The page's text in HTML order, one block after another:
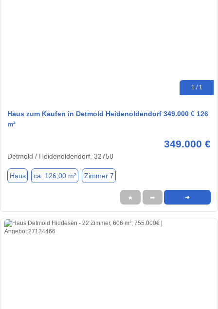
1 / 1
Haus zum Kaufen in Detmold Heidenoldendorf 349.000 € 126
m²
349.000 €
Detmold / Heidenoldendorf, 32758
Haus ca. 126,00 m² Zimmer 7
★ ➦ ➜